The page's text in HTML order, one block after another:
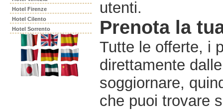
Hotel Firenze
Hotel Cilento
Hotel Sorrento
utenti.
Prenota la
Tutte le offerte, i
direttamente
soggiornare,
che puoi trovare